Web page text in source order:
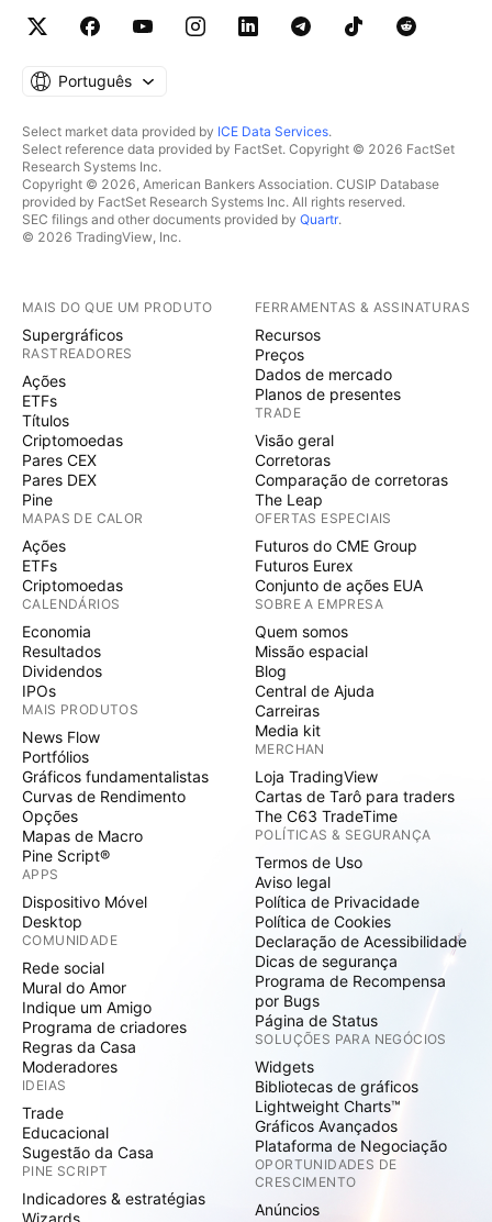
Português
Select market data provided by ICE Data Services.
Select reference data provided by FactSet. Copyright © 2026 FactSet
Research Systems Inc.
Copyright © 2026, American Bankers Association. CUSIP Database
provided by FactSet Research Systems Inc. All rights reserved.
SEC filings and other documents provided by Quartr.
© 2026 TradingView, Inc.
MAIS DO QUE UM PRODUTO
Supergráficos
RASTREADORES
Ações
ETFs
Títulos
Criptomoedas
Pares CEX
Pares DEX
Pine
MAPAS DE CALOR
Ações
ETFs
Criptomoedas
CALENDÁRIOS
Economia
Resultados
Dividendos
IPOs
MAIS PRODUTOS
News Flow
Portfólios
Gráficos fundamentalistas
Curvas de Rendimento
Opções
Mapas de Macro
Pine Script®
APPS
Dispositivo Móvel
Desktop
COMUNIDADE
Rede social
Mural do Amor
Indique um Amigo
Programa de criadores
Regras da Casa
Moderadores
IDEIAS
Trade
Educacional
Sugestão da Casa
PINE SCRIPT
Indicadores & estratégias
Wizards
FERRAMENTAS & ASSINATURAS
Recursos
Preços
Dados de mercado
Planos de presentes
TRADE
Visão geral
Corretoras
Comparação de corretoras
The Leap
OFERTAS ESPECIAIS
Futuros do CME Group
Futuros Eurex
Conjunto de ações EUA
SOBRE A EMPRESA
Quem somos
Missão espacial
Blog
Central de Ajuda
Carreiras
Media kit
MERCHAN
Loja TradingView
Cartas de Tarô para traders
The C63 TradeTime
POLÍTICAS & SEGURANÇA
Termos de Uso
Aviso legal
Política de Privacidade
Política de Cookies
Declaração de Acessibilidade
Dicas de segurança
Programa de Recompensa
por Bugs
Página de Status
SOLUÇÕES PARA NEGÓCIOS
Widgets
Bibliotecas de gráficos
Lightweight Charts™
Gráficos Avançados
Plataforma de Negociação
OPORTUNIDADES DE
CRESCIMENTO
Anúncios